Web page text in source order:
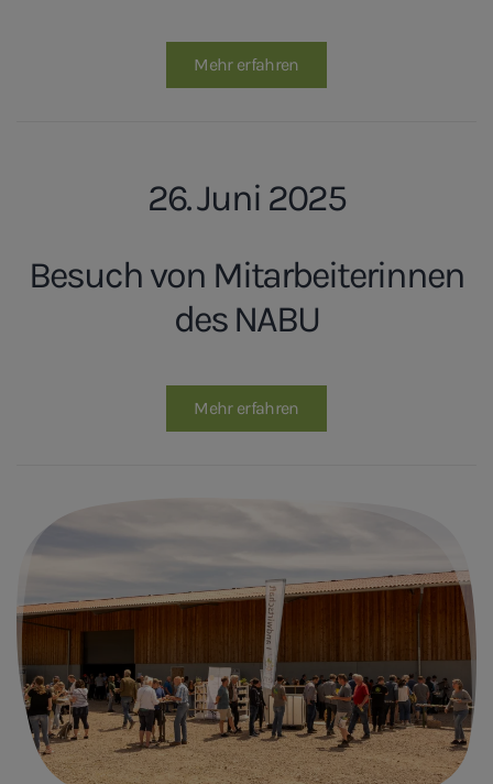
Mehr erfahren
26. Juni 2025
Besuch von Mitarbeiterinnen
des NABU
Mehr erfahren